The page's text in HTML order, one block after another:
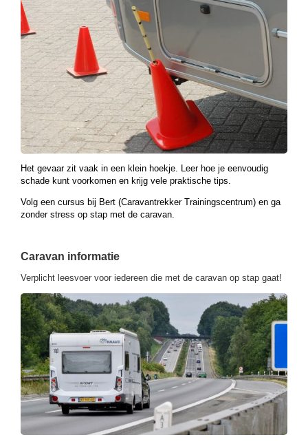
Het gevaar zit vaak in een klein hoekje. Leer hoe je eenvoudig
schade kunt voorkomen en krijg vele praktische tips.
Volg een cursus bij Bert (Caravantrekker Trainingscentrum) en ga
zonder stress op stap met de caravan.
Caravan informatie
Verplicht leesvoer voor iedereen die met de caravan op stap gaat!